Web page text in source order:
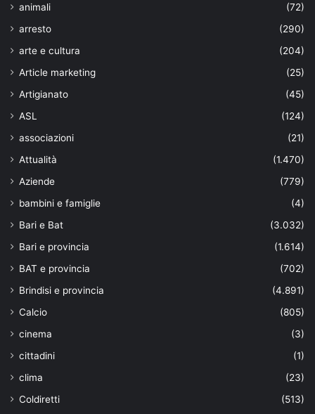
animali
(72)
arresto
(290)
arte e cultura
(204)
Article marketing
(25)
Artigianato
(45)
ASL
(124)
associazioni
(21)
Attualità
(1.470)
Aziende
(779)
bambini e famiglie
(4)
Bari e Bat
(3.032)
Bari e provincia
(1.614)
BAT e provincia
(702)
Brindisi e provincia
(4.891)
Calcio
(805)
cinema
(3)
cittadini
(1)
clima
(23)
Coldiretti
(513)